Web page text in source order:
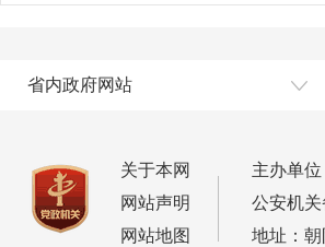
省内政府网站
关于本网
网站声明
网站地图
主办单
公安机关
地址：